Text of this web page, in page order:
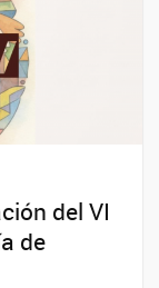
del VI
de